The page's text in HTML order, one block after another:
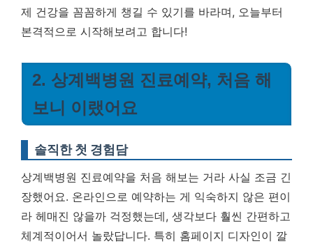
제 건강을 꼼꼼하게 챙길 수 있기를 바라며, 오늘부터
본격적으로 시작해보려고 합니다!
2. 상계백병원 진료예약, 처음 해
보니 이랬어요
솔직한 첫 경험담
상계백병원 진료예약을 처음 해보는 거라 사실 조금 긴
장했어요. 온라인으로 예약하는 게 익숙하지 않은 편이
라 헤매진 않을까 걱정했는데, 생각보다 훨씬 간편하고
체계적이어서 놀랐답니다. 특히 홈페이지 디자인이 깔